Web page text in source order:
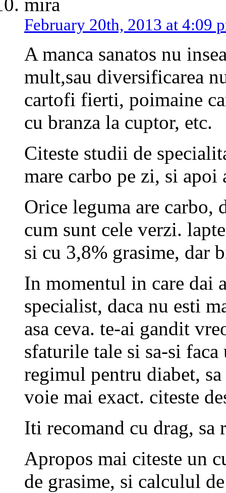
mira
February 20th, 2013 at 4:09
A manca sanatos nu
mult,sau diversificarea
cartofi fierti, poimaine
cu branza la cuptor, etc.
Citeste studii de
mare carbo pe zi, si apoi
Orice leguma are carbo,
cum sunt cele verzi.
si cu 3,8% grasime, dar
In momentul in care dai
specialist, daca nu esti
asa ceva. te-ai gandit
sfaturile tale si sa-si faca
regimul pentru diabet,
voie mai exact. citeste
Iti recomand cu drag,
Apropos mai citeste un
de grasime, si calculul